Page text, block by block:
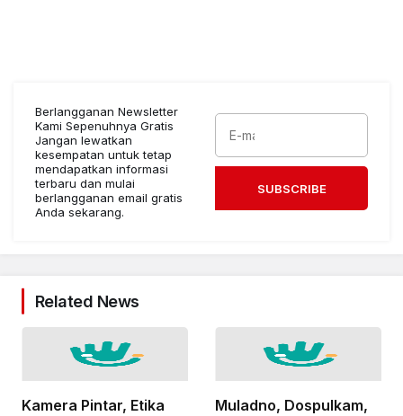
Berlangganan Newsletter
Kami Sepenuhnya Gratis
Jangan lewatkan
kesempatan untuk tetap
mendapatkan informasi
terbaru dan mulai
berlangganan email gratis
Anda sekarang.
SUBSCRIBE
Related News
Kamera Pintar, Etika
Muladno, Dospulkam,